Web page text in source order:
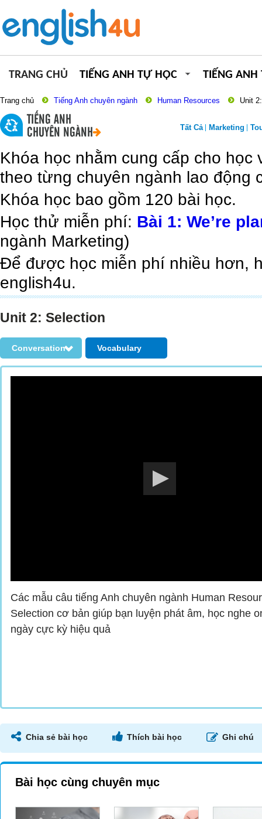
TRANG CHỦ TIẾNG ANH TỰ HỌC TIẾNG ANH
Trang chủ Tiếng Anh chuyên ngành Human Resources Unit
TIẾNG ANH
CHUYÊN NGÀNH
Tất Cả Marketing
Khóa học nhằm cung cấp cho
theo từng chuyên ngành lao động
Khóa học bao gồm 120 bài học.
Học thử miễn phí: Bài 1: We’re
ngành Marketing)
Để được học miễn phí nhiều hơn,
english4u.
Unit 2: Selection
Conversation Vocabulary
Các mẫu câu tiếng Anh chuyên ngành Human
Selection cơ bản giúp bạn luyện phát âm, học nghe
ngày cực kỳ hiệu quả
Chia sẻ bài học Thích bài học Ghi chú
Bài học cùng chuyên mục